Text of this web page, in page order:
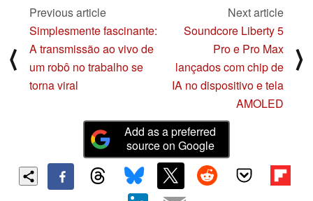
⟨
Previous article
Simplesmente fascinante:
A transmissão ao vivo de
um robô no trabalho se
torna viral
Next article
Soundcore Liberty 5
Pro e Pro Max
lançados com chip de
IA no dispositivo e tela
AMOLED
⟩
Add as a preferred
source on Google